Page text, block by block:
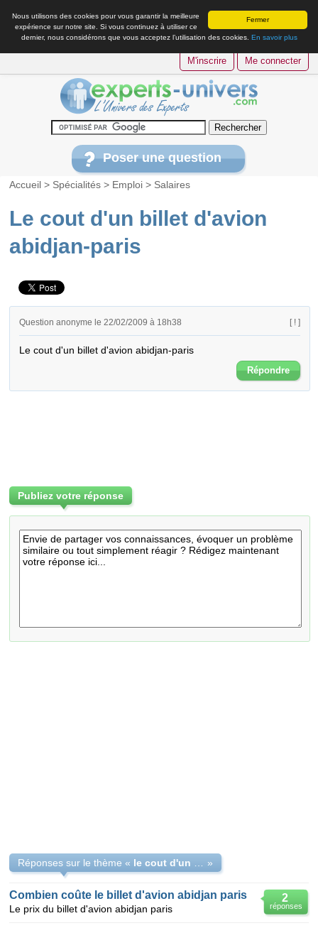
Fermer
Nous utilisons des cookies pour vous garantir la meilleure
expérience sur notre site. Si vous continuez à utiliser ce
dernier, nous considérons que vous acceptez l’utilisation des cookies. En savoir plus
M'inscrire Me connecter
Poser une question
Accueil > Spécialités > Emploi > Salaires
Le cout d'un billet d'avion
abidjan-paris
Question anonyme le 22/02/2009 à 18h38 [ ! ]
Le cout d'un billet d'avion abidjan-paris
Répondre
Publiez votre réponse
Réponses sur le thème « »
2
réponses
Combien coûte le billet d'avion abidjan paris
Le prix du billet d'avion abidjan paris